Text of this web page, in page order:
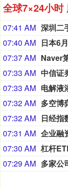
全球7×24小时
07:41 AM 深圳二
07:40 AM 日本6
07:37 AM Naver
07:33 AM
07:33 AM
07:32 AM 多空博
07:32 AM
07:31 AM 企业融
07:30 AM
07:29 AM 多家公